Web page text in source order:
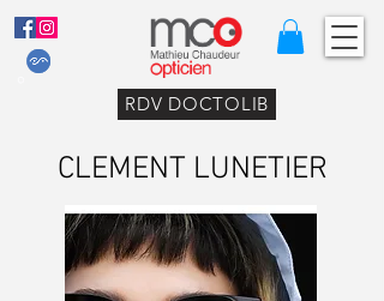
RDV DOCTOLIB
CLEMENT LUNETIER